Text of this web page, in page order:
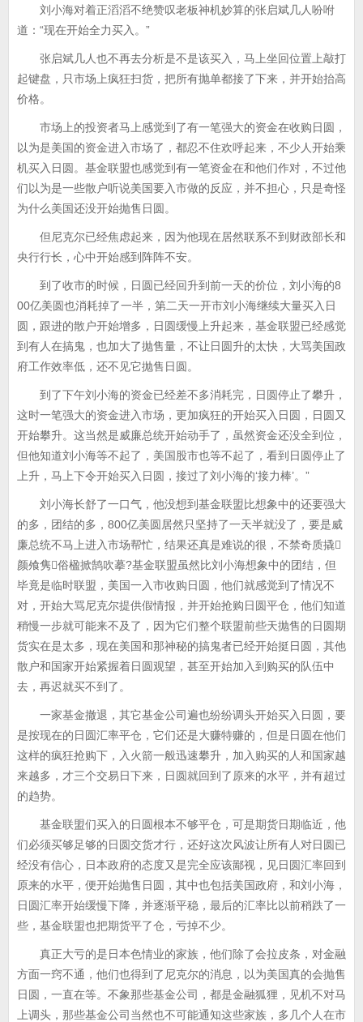
刘小海对着正滔滔不绝赞叹老板神机妙算的张启斌几人吩咐
道：“现在开始全力买入。”
张启斌几人也不再去分析是不是该买入，马上坐回位置上敲打
起键盘，只市场上疯狂扫货，把所有抛单都接了下来，并开始抬高
价格。
市场上的投资者马上感觉到了有一笔强大的资金在收购日圆，
以为是美国的资金进入市场了，都忍不住欢呼起来，不少人开始乘
机买入日圆。基金联盟也感觉到有一笔资金在和他们作对，不过他
们以为是一些散户听说美国要入市做的反应，并不担心，只是奇怪
为什么美国还没开始抛售日圆。
但尼克尔已经焦虑起来，因为他现在居然联系不到财政部长和
央行行长，心中开始感到阵阵不安。
到了收市的时候，日圆已经回升到前一天的价位，刘小海的8
00亿美圆也消耗掉了一半，第二天一开市刘小海继续大量买入日
圆，跟进的散户开始增多，日圆缓慢上升起来，基金联盟已经感觉
到有人在搞鬼，也加大了抛售量，不让日圆升的太快，大骂美国政
府工作效率低，还不见它抛售日圆。
到了下午刘小海的资金已经差不多消耗完，日圆停止了攀升，
这时一笔强大的资金进入市场，更加疯狂的开始买入日圆，日圆又
开始攀升。这当然是威廉总统开始动手了，虽然资金还没全到位，
但他知道刘小海等不起了，美国股市也等不起了，看到日圆停止了
上升，马上下令开始买入日圆，接过了刘小海的‘接力棒’。”
刘小海长舒了一口气，他没想到基金联盟比想象中的还要强大
的多，团结的多，800亿美圆居然只坚持了一天半就没了，要是威
廉总统不马上进入市场帮忙，结果还真是难说的很，不禁奇质撬
颜飧隽俗楹掀鹄吹摹?基金联盟虽然比刘小海想象中的团结，但
毕竟是临时联盟，美国一入市收购日圆，他们就感觉到了情况不
对，开始大骂尼克尔提供假情报，并开始抢购日圆平仓，他们知道
稍慢一步就可能来不及了，因为它们整个联盟前些天抛售的日圆期
货实在是太多，现在美国和那神秘的搞鬼者已经开始挺日圆，其他
散户和国家开始紧握着日圆观望，甚至开始加入到购买的队伍中
去，再迟就买不到了。
一家基金撤退，其它基金公司遍也纷纷调头开始买入日圆，要
是按现在的日圆汇率平仓，它们还是大赚特赚的，但是日圆在他们
这样的疯狂抢购下，入火箭一般迅速攀升，加入购买的人和国家越
来越多，才三个交易日下来，日圆就回到了原来的水平，并有超过
的趋势。
基金联盟们买入的日圆根本不够平仓，可是期货日期临近，他
们必须买够足够的日圆交货才行，还好这次风波让所有人对日圆已
经没有信心，日本政府的态度又是完全应该鄙视，见日圆汇率回到
原来的水平，便开始抛售日圆，其中也包括美国政府，和刘小海，
日圆汇率开始缓慢下降，并逐渐平稳，最后的汇率比以前稍跌了一
些，基金联盟也把期货平了仓，亏掉不少。
真正大亏的是日本色情业的家族，他们除了会拉皮条，对金融
方面一窍不通，他们也得到了尼克尔的消息，以为美国真的会抛售
日圆，一直在等。不象那些基金公司，都是金融狐狸，见机不对马
上调头，那些基金公司当然也不可能通知这些家族，多几个人在市